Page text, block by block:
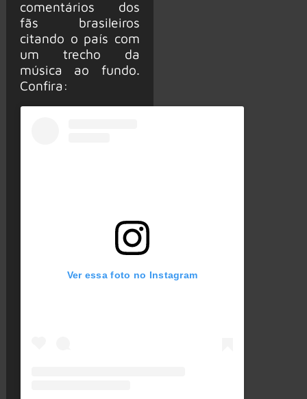
comentários dos
fãs brasileiros
citando o país com
um trecho da
música ao fundo.
Confira:
Ver essa foto no Instagram